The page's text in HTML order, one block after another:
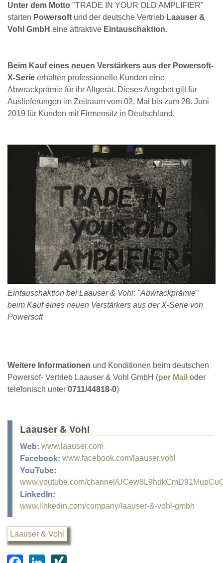
Unter dem Motto "TRADE IN YOUR OLD AMPLIFIER"
starten Powersoft und der deutsche Vertrieb Laauser &
Vohl GmbH eine attraktive Eintauschaktion.
Beim Kauf eines neuen Verstärkers aus der Powersoft-
X-Serie erhalten professionelle Kunden eine
Abwrackprämie für ihr Altgerät. Dieses Angebot gilt für
Auslieferungen im Zeitraum vom 02. Mai bis zum 28. Juni
2019 für Kunden mit Firmensitz in Deutschland.
Eintauschaktion bei Laauser & Vohl: "Abwrackprämie"
beim Kauf eines neuen Verstärkers aus der X-Serie von
Powersoft
Weitere Informationen und Konditionen beim deutschen
Powersof- Vertrieb Laauser & Vohl GmbH (per Mail oder
telefonisch unter 0711/44818-0)
Laauser & Vohl
Web: www.laauser.com
Facebook: www.facebook.com/laauser.vohl
YouTube:
www.youtube.com/channel/
LinkedIn:
www.linkedin.com/company/laauser-&-vohl-gmbh
Laauser & Vohl